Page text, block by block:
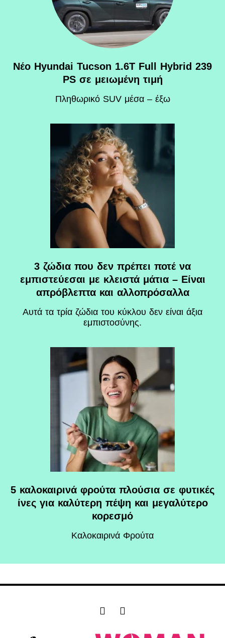
Νέο Hyundai Tucson 1.6T Full Hybrid 239
PS σε μειωμένη τιμή
Πληθωρικό SUV μέσα – έξω
3 ζώδια που δεν πρέπει ποτέ να
εμπιστεύεσαι με κλειστά μάτια – Είναι
απρόβλεπτα και αλλοπρόσαλλα
Αυτά τα τρία ζώδια του κύκλου δεν είναι άξια
εμπιστοσύνης.
5 καλοκαιρινά φρούτα πλούσια σε φυτικές
ίνες για καλύτερη πέψη και μεγαλύτερο
κορεσμό
Καλοκαιρινά Φρούτα
F
I